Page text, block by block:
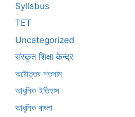
Syllabus
TET
Uncategorized
संस्कृत शिक्षा केन्द्र
অষ্টোত্তর শতনাম
আধুনিক ইতিহাস
আধুনিক বাংলা